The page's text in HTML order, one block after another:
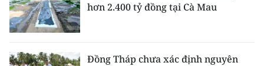
hơn 2.400 tỷ đồng tại Cà Mau
Đồng Tháp chưa xác định nguyên